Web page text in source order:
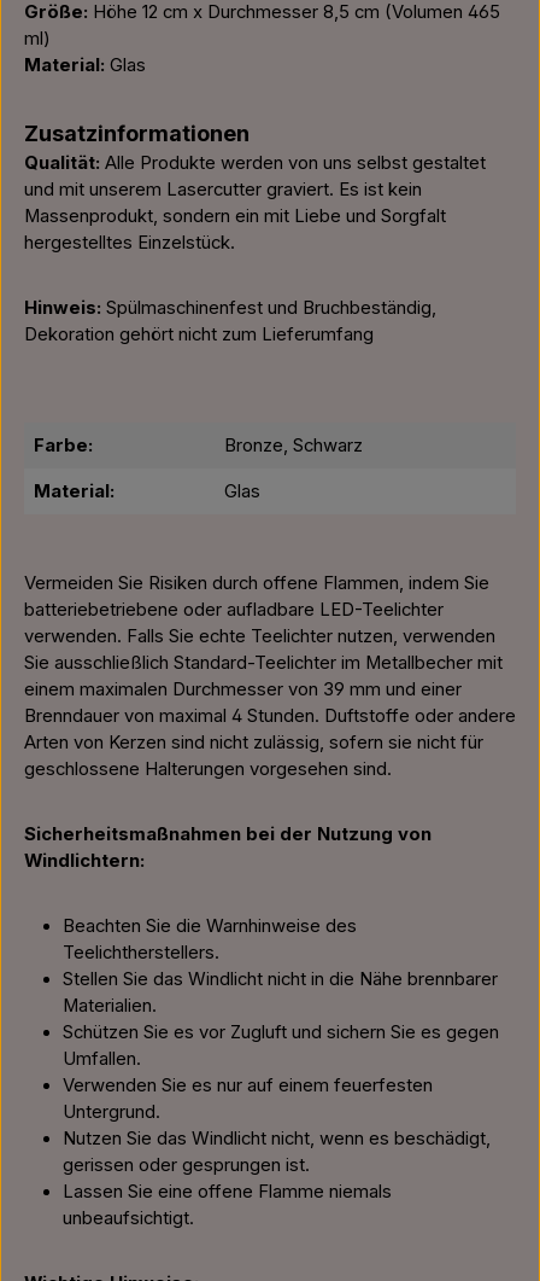
Größe: Höhe 12 cm x Durchmesser 8,5 cm (Volumen 465
ml)
Material: Glas
Zusatzinformationen
Qualität: Alle Produkte werden von uns selbst gestaltet
und mit unserem Lasercutter graviert. Es ist kein
Massenprodukt, sondern ein mit Liebe und Sorgfalt
hergestelltes Einzelstück.
Hinweis: Spülmaschinenfest und Bruchbeständig,
Dekoration gehört nicht zum Lieferumfang
Farbe: Bronze, Schwarz
Material: Glas
Vermeiden Sie Risiken durch offene Flammen, indem Sie
batteriebetriebene oder aufladbare LED-Teelichter
verwenden. Falls Sie echte Teelichter nutzen, verwenden
Sie ausschließlich Standard-Teelichter im Metallbecher mit
einem maximalen Durchmesser von 39 mm und einer
Brenndauer von maximal 4 Stunden. Duftstoffe oder andere
Arten von Kerzen sind nicht zulässig, sofern sie nicht für
geschlossene Halterungen vorgesehen sind.
Sicherheitsmaßnahmen bei der Nutzung von
Windlichtern:
Beachten Sie die Warnhinweise des
Teelichtherstellers.
Stellen Sie das Windlicht nicht in die Nähe brennbarer
Materialien.
Schützen Sie es vor Zugluft und sichern Sie es gegen
Umfallen.
Verwenden Sie es nur auf einem feuerfesten
Untergrund.
Nutzen Sie das Windlicht nicht, wenn es beschädigt,
gerissen oder gesprungen ist.
Lassen Sie eine offene Flamme niemals
unbeaufsichtigt.